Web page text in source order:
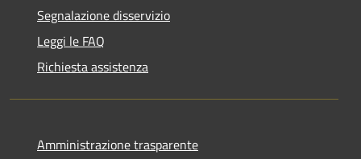
Segnalazione disservizio
Leggi le FAQ
Richiesta assistenza
Amministrazione trasparente